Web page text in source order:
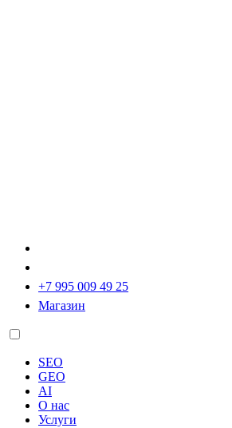
+7 995 009 49 25
Магазин
SEO
GEO
AI
О нас
Услуги